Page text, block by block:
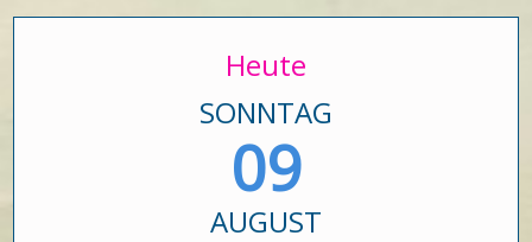
Heute
SONNTAG
09
AUGUST